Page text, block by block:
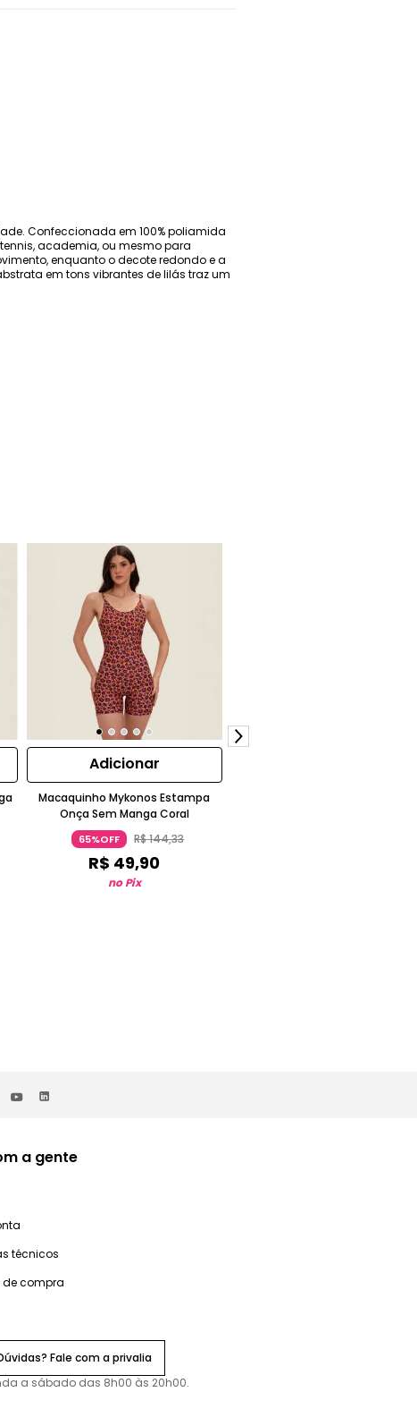
Confeccionada em 100% poliamida
academia, ou mesmo para
enquanto o decote redondo e a
em tons vibrantes de lilás traz um
Adicionar
Macaquinho Mykonos Estampa
Onça Sem Manga Coral
65%OFF R$144,33
R$ 49,90
no Pix
a gente
técnicos
de compra
Fale com a privalia
a sábado das 8h00 às 20h00.